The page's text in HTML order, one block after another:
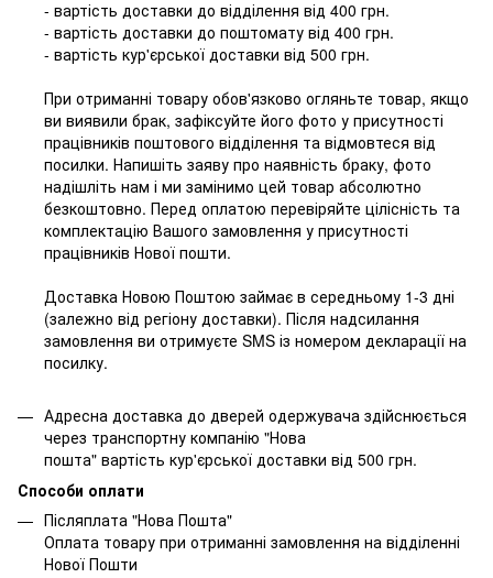
- вартість доставки до відділення від 400 грн.
- вартість доставки до поштомату від 400 грн.
- вартість кур'єрської доставки від 500 грн.
При отриманні товару обов'язково огляньте товар, якщо
ви виявили брак, зафіксуйте його фото у присутності
працівників поштового відділення та відмовтеся від
посилки. Напишіть заяву про наявність браку, фото
надішліть нам і ми замінимо цей товар абсолютно
безкоштовно. Перед оплатою перевіряйте цілісність та
комплектацію Вашого замовлення у присутності
працівників Нової пошти.
Доставка Новою Поштою займає в середньому 1-3 дні
(залежно від регіону доставки). Після надсилання
замовлення ви отримуєте SMS із номером декларації на
посилку.
Адресна доставка до дверей одержувача здійснюється
через транспортну компанію "Нова
пошта" вартість кур'єрської доставки від 500 грн.
Способи оплати
Післяплата "Нова Пошта"
Оплата товару при отриманні замовлення на відділенні
Нової Пошти